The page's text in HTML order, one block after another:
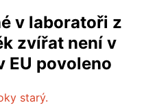
v laboratoři z
zvířat není v
EU povoleno
starý.